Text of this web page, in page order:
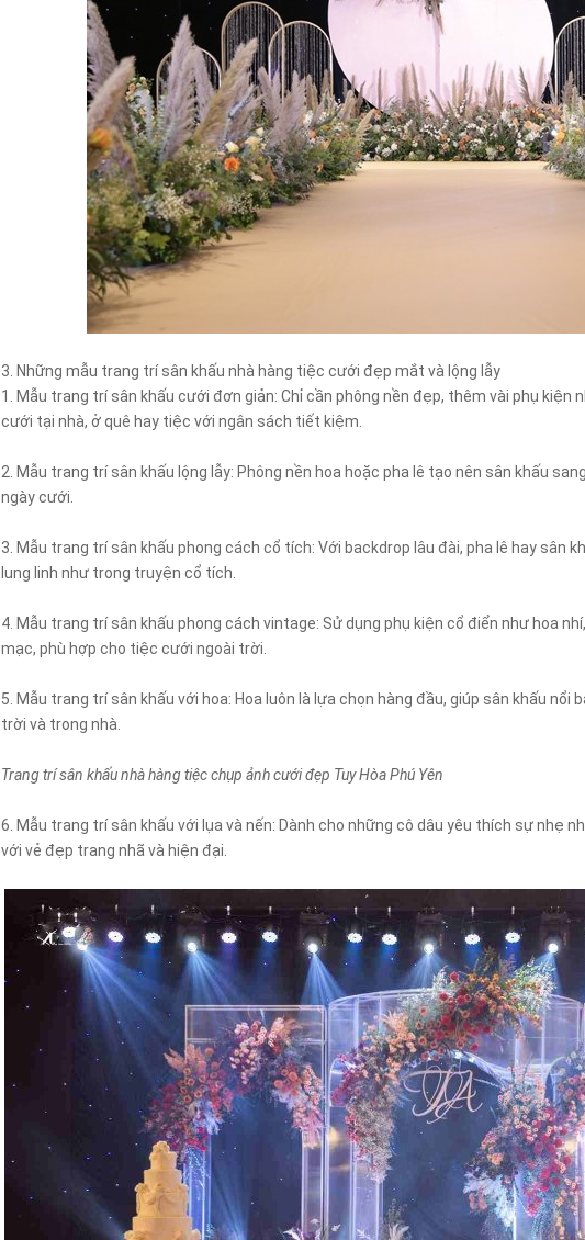
3. Những mẫu trang trí sân khấu nhà hàng tiệc cưới đẹp mắt và lộng lẫy
1. Mẫu trang trí sân khấu cưới đơn giản: Chỉ cần phông nền đẹp, thêm vài phụ kiện
cưới tại nhà, ở quê hay tiệc với ngân sách tiết kiệm.
2. Mẫu trang trí sân khấu lộng lẫy: Phông nền hoa hoặc pha lê tạo nên sân khấu
ngày cưới.
3. Mẫu trang trí sân khấu phong cách cổ tích: Với backdrop lâu đài, pha lê hay sân
lung linh như trong truyện cổ tích.
4. Mẫu trang trí sân khấu phong cách vintage: Sử dụng phụ kiện cổ điển như hoa
mạc, phù hợp cho tiệc cưới ngoài trời.
5. Mẫu trang trí sân khấu với hoa: Hoa luôn là lựa chọn hàng đầu, giúp sân khấu
trời và trong nhà.
Trang trí sân khấu nhà hàng tiệc chụp ảnh cưới đẹp Tuy Hòa Phú Yên
6. Mẫu trang trí sân khấu với lụa và nến: Dành cho những cô dâu yêu thích sự nhẹ
với vẻ đẹp trang nhã và hiện đại.